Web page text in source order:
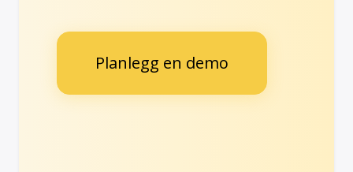
Planlegg en demo